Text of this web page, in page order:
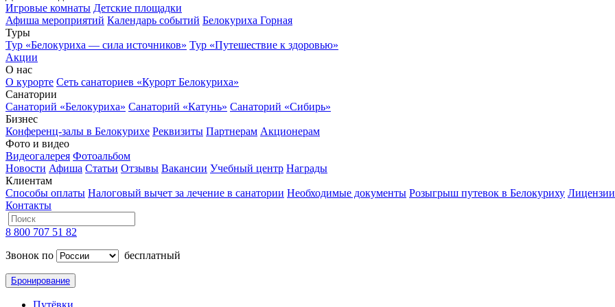
Игровые комнаты Детские площадки
Афиша мероприятий Календарь событий Белокуриха Горная
Туры
Тур «Белокуриха — сила источников» Тур «Путешествие к здоровью»
Акции
О нас
О курорте Сеть санаториев «Курорт Белокуриха»
Санатории
Санаторий «Белокуриха» Санаторий «Катунь» Санаторий «Сибирь»
Бизнес
Конференц-залы в Белокурихе Реквизиты Партнерам Акционерам
Фото и видео
Видеогалерея Фотоальбом
Новости Афиша Статьи Отзывы Вакансии Учебный центр Награды
Клиентам
Способы оплаты Налоговый вычет за лечение в санатории Необходимые документы Розыгрыш путевок в Белокуриху
Контакты
8 800 707 51 82
Звонок по
бесплатный
Бронирование
Путёвки